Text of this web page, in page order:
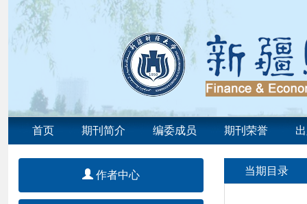
首页 期刊简介 编委成员 期刊荣誉
当期目录
作者中心